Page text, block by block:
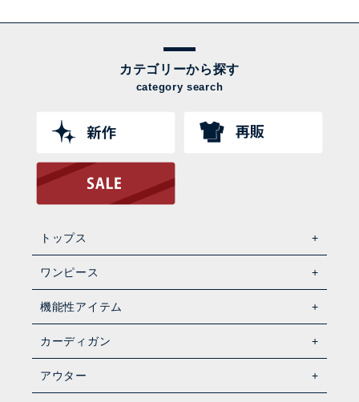
カテゴリーから探す
category search
トップス
ワンピース
機能性アイテム
カーディガン
アウター